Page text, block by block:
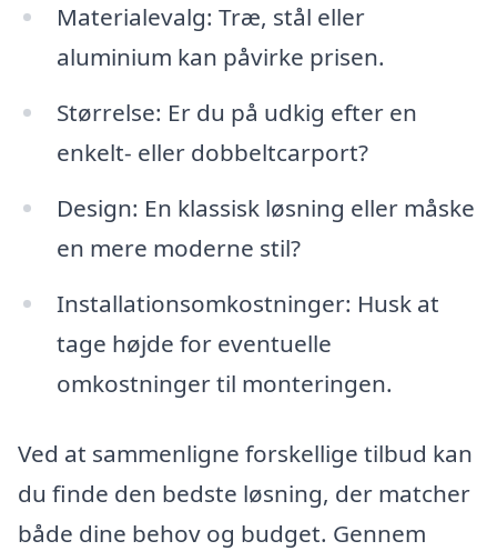
Materialevalg: Træ, stål eller
aluminium kan påvirke prisen.
Størrelse: Er du på udkig efter en
enkelt- eller dobbeltcarport?
Design: En klassisk løsning eller måske
en mere moderne stil?
Installationsomkostninger: Husk at
tage højde for eventuelle
omkostninger til monteringen.
Ved at sammenligne forskellige tilbud kan
du finde den bedste løsning, der matcher
både dine behov og budget. Gennem